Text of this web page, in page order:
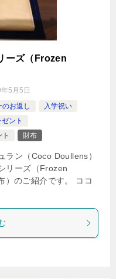
ーズ（Frozen
5月5日
お返し
入学祝い
ント
財布
ラン（Coco Doullens）
リーズ（Frozen
）のご紹介です。 ココ